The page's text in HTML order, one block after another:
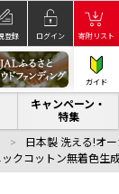
登録 ログイン 寄附リスト
ガイド
キャンペーン・
特集
日本製 洗える!オ
ックコットン無着色生